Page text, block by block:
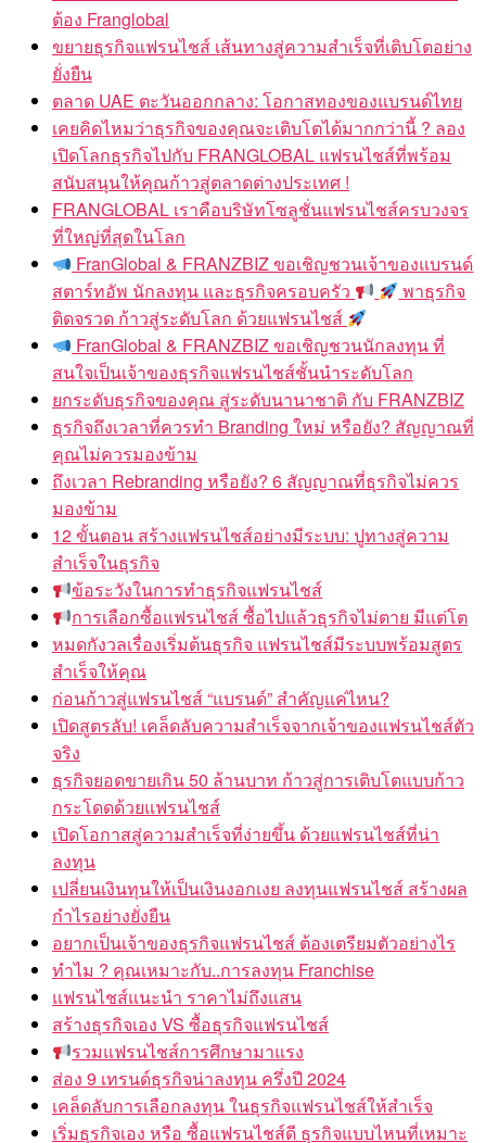
ต้อง Franglobal
ขยายธุรกิจแฟรนไชส์ เส้นทางสู่ความสำเร็จที่เติบโตอย่าง
ยั่งยืน
ตลาด UAE ตะวันออกกลาง: โอกาสทองของแบรนด์ไทย
เคยคิดไหมว่าธุรกิจของคุณจะเติบโตได้มากกว่านี้ ? ลอง
เปิดโลกธุรกิจไปกับ FRANGLOBAL แฟรนไชส์ที่พร้อม
สนับสนุนให้คุณก้าวสู่ตลาดต่างประเทศ !
FRANGLOBAL เราคือบริษัทโซลูชั่นแฟรนไชส์ครบวงจร
ที่ใหญ่ที่สุดในโลก
FranGlobal & FRANZBIZ ขอเชิญชวนเจ้าของแบรนด์
สตาร์ทอัพ นักลงทุน และธุรกิจครอบครัว
พาธุรกิจ
ติดจรวด ก้าวสู่ระดับโลก ด้วยแฟรนไชส์
FranGlobal & FRANZBIZ ขอเชิญชวนนักลงทุน ที่
สนใจเป็นเจ้าของธุรกิจแฟรนไชส์ชั้นนำระดับโลก
ยกระดับธุรกิจของคุณ สู่ระดับนานาชาติ กับ FRANZBIZ
ธุรกิจถึงเวลาที่ควรทำ Branding ใหม่ หรือยัง? สัญญาณที่
คุณไม่ควรมองข้าม
ถึงเวลา Rebranding หรือยัง? 6 สัญญาณที่ธุรกิจไม่ควร
มองข้าม
12 ขั้นตอน สร้างแฟรนไชส์อย่างมีระบบ: ปูทางสู่ความ
สำเร็จในธุรกิจ
ข้อระวังในการทำธุรกิจแฟรนไชส์
การเลือกซื้อแฟรนไชส์ ซื้อไปแล้วธุรกิจไม่ตาย มีแต่โต
หมดกังวลเรื่องเริ่มต้นธุรกิจ แฟรนไชส์มีระบบพร้อมสูตร
สำเร็จให้คุณ
ก่อนก้าวสู่แฟรนไชส์ “แบรนด์” สำคัญแค่ไหน?
เปิดสูตรลับ! เคล็ดลับความสำเร็จจากเจ้าของแฟรนไชส์ตัว
จริง
ธุรกิจยอดขายเกิน 50 ล้านบาท ก้าวสู่การเติบโตแบบก้าว
กระโดดด้วยแฟรนไชส์
เปิดโอกาสสู่ความสำเร็จที่ง่ายขึ้น ด้วยแฟรนไชส์ที่น่า
ลงทุน
เปลี่ยนเงินทุนให้เป็นเงินงอกเงย ลงทุนแฟรนไชส์ สร้างผล
กำไรอย่างยั่งยืน
อยากเป็นเจ้าของธุรกิจแฟรนไชส์ ต้องเตรียมตัวอย่างไร
ทำไม ? คุณเหมาะกับ..การลงทุน Franchise
แฟรนไชส์แนะนำ ราคาไม่ถึงแสน
สร้างธุรกิจเอง VS ซื้อธุรกิจแฟรนไชส์
รวมแฟรนไชส์การศึกษามาแรง
ส่อง 9 เทรนด์ธุรกิจน่าลงทุน ครึ่งปี 2024
เคล็ดลับการเลือกลงทุน ในธุรกิจแฟรนไชส์ให้สำเร็จ
เริ่มธุรกิจเอง หรือ ซื้อแฟรนไชส์ดี ธุรกิจแบบไหนที่เหมาะ